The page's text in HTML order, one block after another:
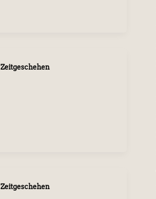
Zeitgeschehen
Zeitgeschehen